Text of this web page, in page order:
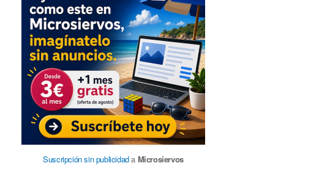
Suscripción sin publicidada Microsiervos